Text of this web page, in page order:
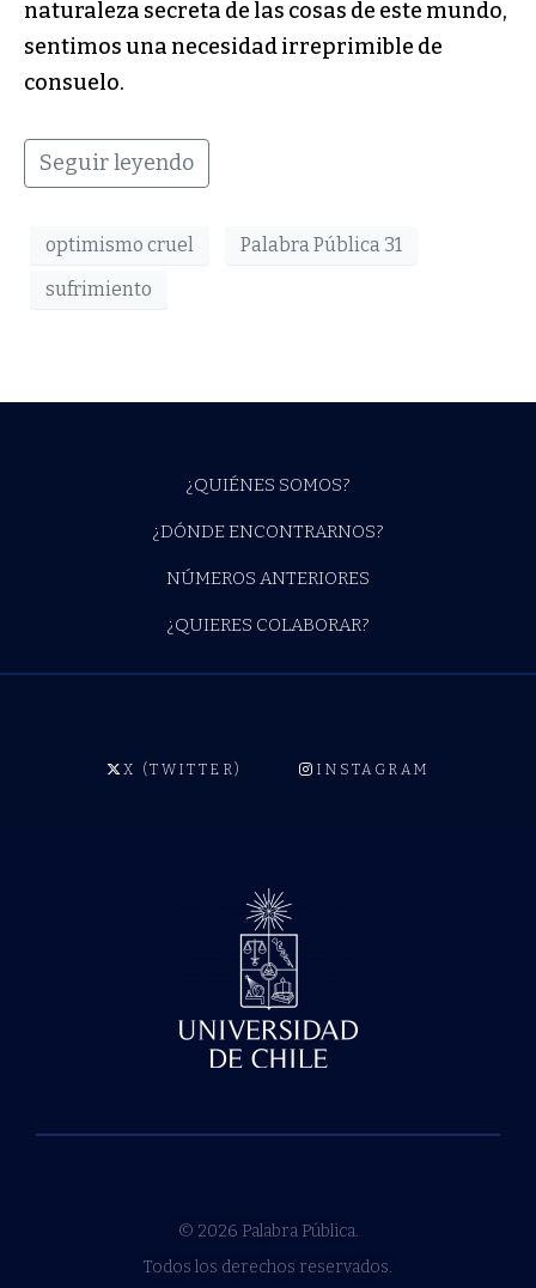
naturaleza secreta de las cosas de este mundo,
sentimos una necesidad irreprimible de
consuelo.
Seguir leyendo
optimismo cruel
Palabra Pública 31
sufrimiento
¿QUIÉNES SOMOS?
¿DÓNDE ENCONTRARNOS?
NÚMEROS ANTERIORES
¿QUIERES COLABORAR?
X (TWITTER) INSTAGRAM
© 2026 Palabra Pública.
Todos los derechos reservados.